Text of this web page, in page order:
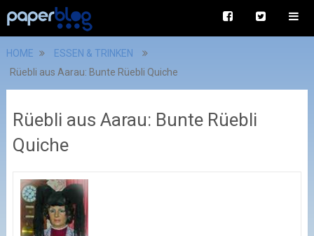
HOME
ESSEN & TRINKEN
Rüebli aus Aarau: Bunte Rüebli Quiche
Rüebli aus Aarau: Bunte Rüebli
Quiche